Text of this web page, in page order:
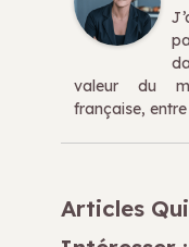
valeur du
française,
Articles